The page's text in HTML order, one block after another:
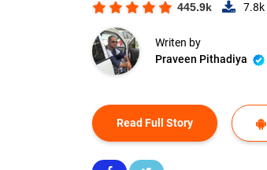
445.9k 7.8k
Writen by
Praveen Pithadiya
Read Full Story